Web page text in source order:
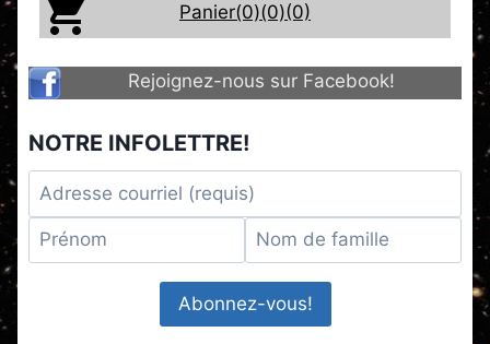
Panier(0)(0)(0)
Rejoignez-nous sur Facebook!
NOTRE INFOLETTRE!